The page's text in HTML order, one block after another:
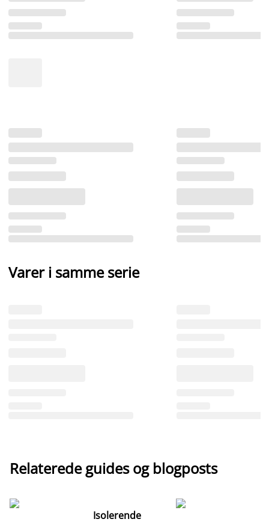
Varer i samme serie
Relaterede guides og blogposts
Isolerende